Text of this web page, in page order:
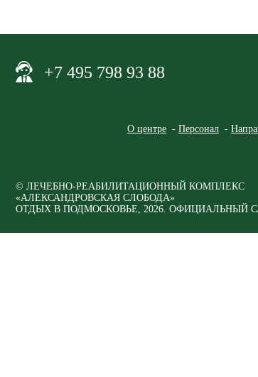
+7 495 798 93 88
О центре Персонал
© ЛЕЧЕБНО-РЕАБИЛИТАЦИОННЫЙ КОМПЛЕКС
«АЛЕКСАНДРОВСКАЯ СЛОБОДА»
ОТДЫХ В ПОДМОСКОВЬЕ, 2026. ОФИЦИАЛЬНЫЙ